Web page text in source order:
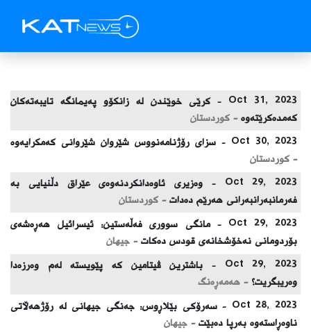
Oct 31, 2023 -
كرێی خوێندن لە زانكۆو پەیمانگە تایبەتەكان
كەمدەكرێتەوە - كوردستان
Oct 30, 2023 -
سزای رۆژنامەنووس شێروان شێروانی كەمكرایەوە
- كوردستان
Oct 29, 2023 -
وەزیری ئاوەدانكردنەوەى عێراق دڵنیایی بە
فەرمانبەرانبەرانى هەرێم دەدات - كوردستان
Oct 29, 2023 -
مانگی سووری فەڵەستین: ئیسرائیل هەڕەشەی
بۆردومانی نەخۆشخانەی قودس دەکات - جیهان
Oct 29, 2023 -
باشترین ڤیتامین كه‌ پێویسته‌ له‌م وه‌رزه‌دا
وه‌ریبگریت؟ - هەمەڕەنگ
Oct 28, 2023 -
سەرۆكی بێلاڕوس: جەنگی جیهانی لە رۆژهەڵاتی
ناوەڕاستەوە بەرپا دەبێت - جیهان